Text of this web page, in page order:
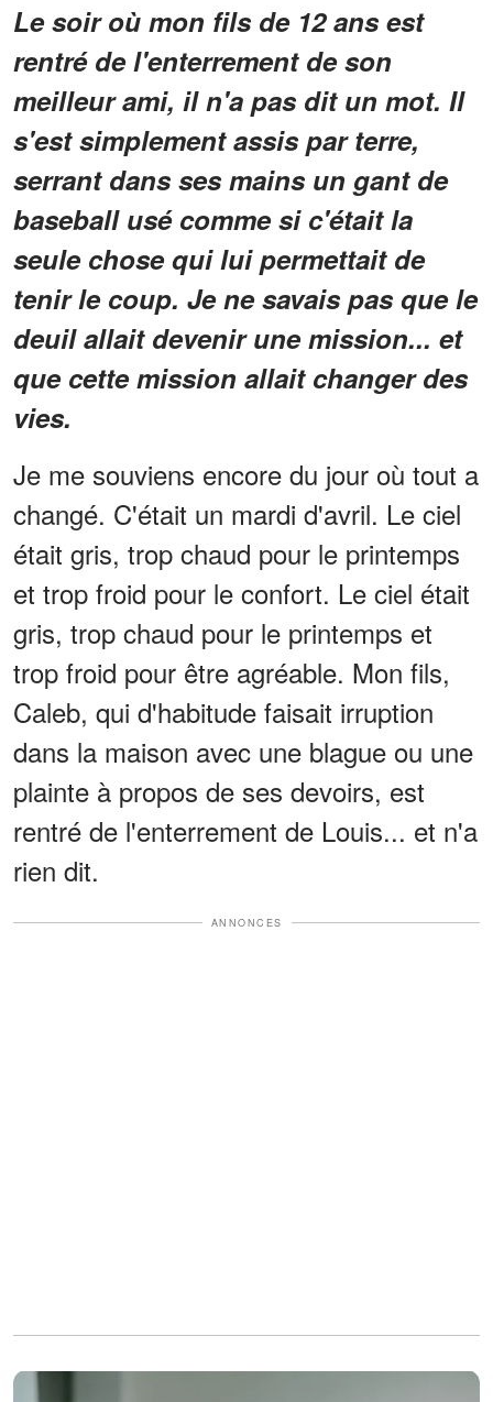
Le soir où mon fils de 12 ans est
rentré de l'enterrement de son
meilleur ami, il n'a pas dit un mot. Il
s'est simplement assis par terre,
serrant dans ses mains un gant de
baseball usé comme si c'était la
seule chose qui lui permettait de
tenir le coup. Je ne savais pas que le
deuil allait devenir une mission... et
que cette mission allait changer des
vies.
Je me souviens encore du jour où tout a
changé. C'était un mardi d'avril. Le ciel
était gris, trop chaud pour le printemps
et trop froid pour le confort. Le ciel était
gris, trop chaud pour le printemps et
trop froid pour être agréable. Mon fils,
Caleb, qui d'habitude faisait irruption
dans la maison avec une blague ou une
plainte à propos de ses devoirs, est
rentré de l'enterrement de Louis... et n'a
rien dit.
ANNONCES